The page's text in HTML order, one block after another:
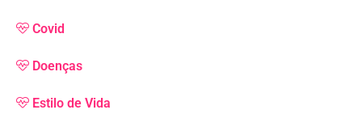
Covid
Doenças
Estilo de Vida